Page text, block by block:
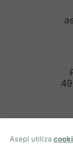
Asepi utiliza